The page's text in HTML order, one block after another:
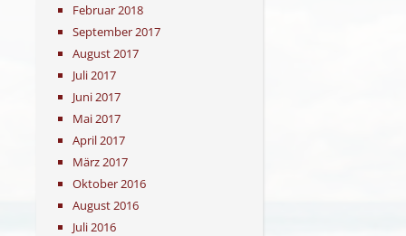
Februar 2018
September 2017
August 2017
Juli 2017
Juni 2017
Mai 2017
April 2017
März 2017
Oktober 2016
August 2016
Juli 2016